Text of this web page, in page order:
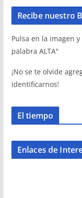
Recibe nuestro
Pulsa en la imagen
palabra ALTA"
¡No se te olvide
identificarnos!
El tiempo
Enlaces de